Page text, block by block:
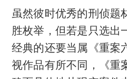
虽然彼时优秀的刑侦题
胜枚举，但若是只选出
经典的还要当属《重案
视作品有所不同，《重